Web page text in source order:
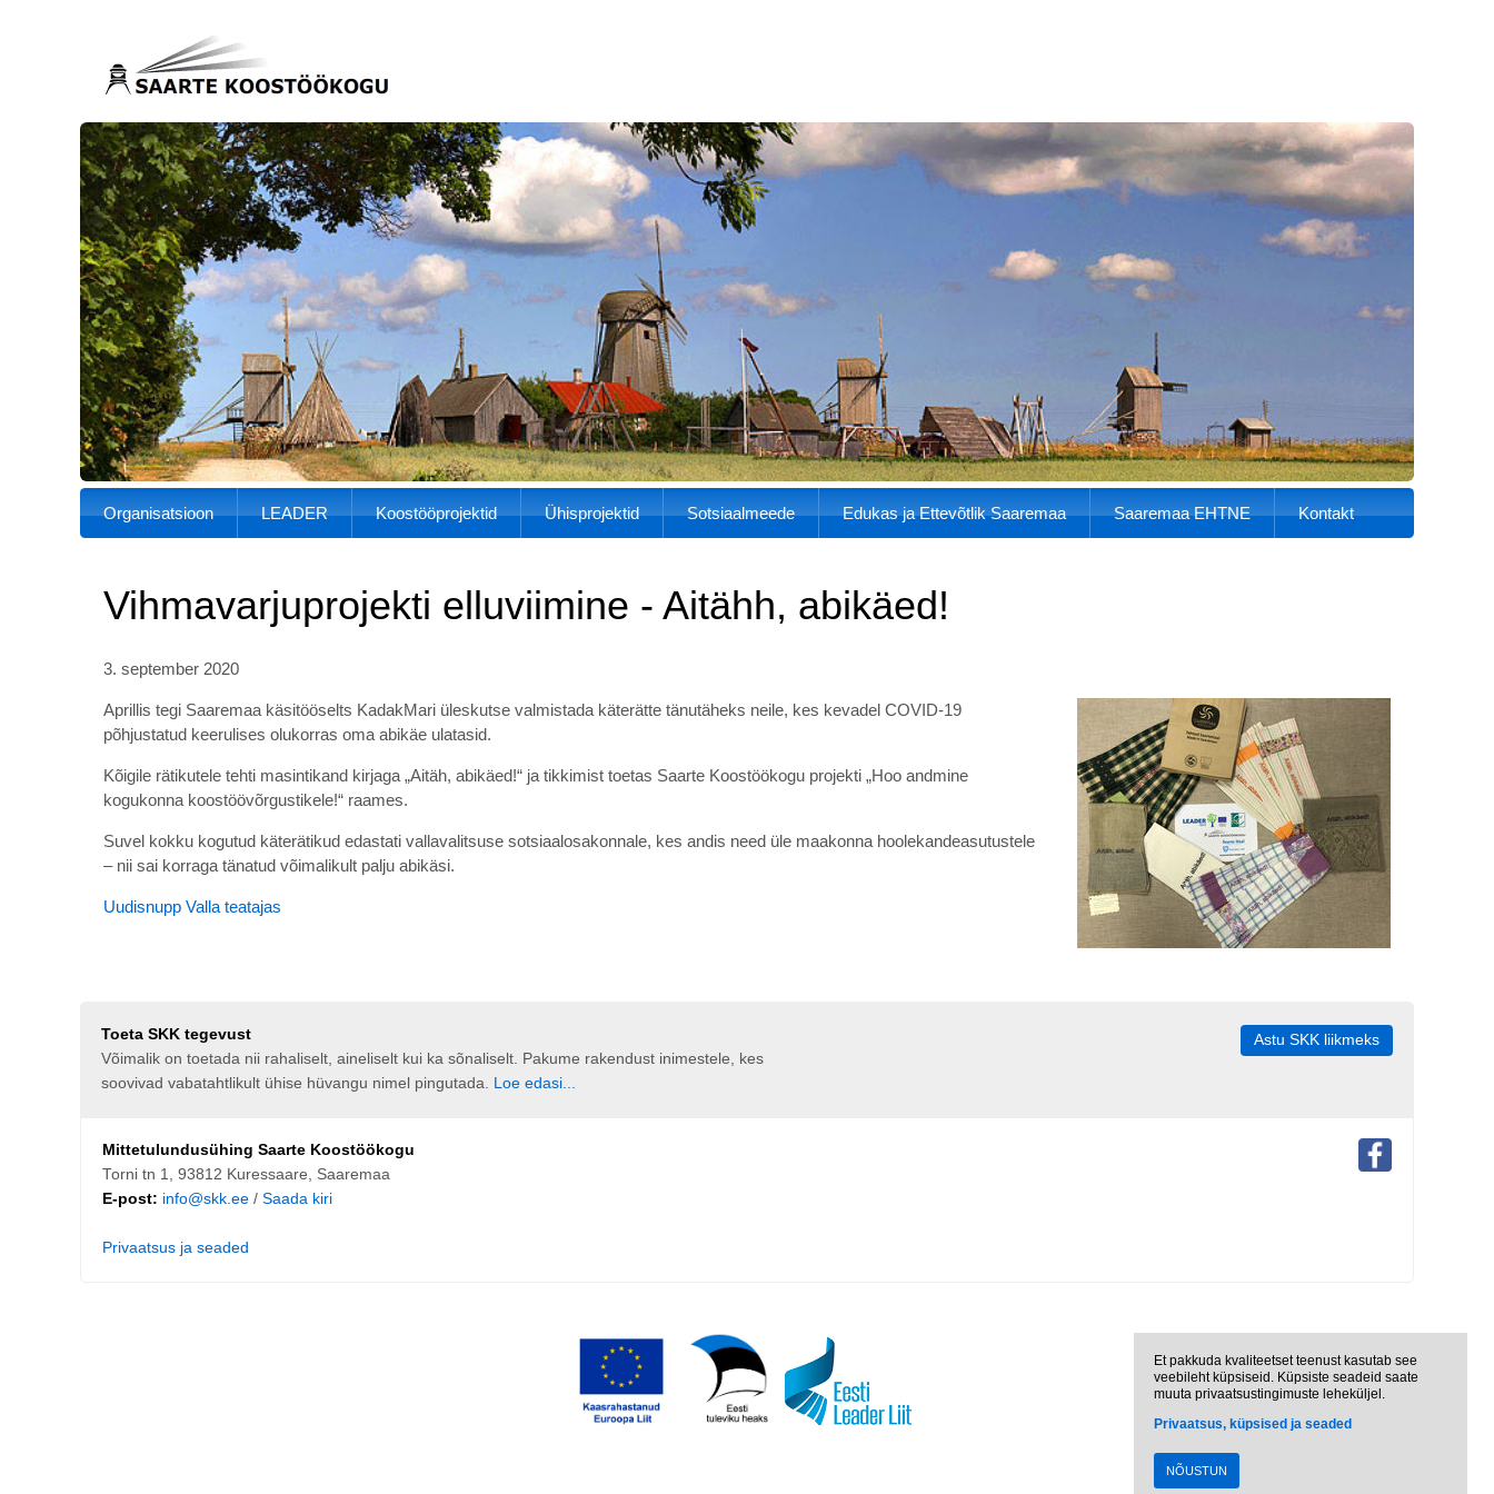
Et pakkuda kvaliteetset teenust kasutab see
veebileht küpsiseid. Küpsiste seadeid saate
muuta privaatsustingimuste leheküljel.
Privaatsus, küpsised ja seaded
NÕUSTUN
Organisatsioon LEADER Koostööprojektid Ühisprojektid Sotsiaalmeede Edukas ja Ettevõtlik Saaremaa Saaremaa EHTNE Kontakt
Vihmavarjuprojekti elluviimine - Aitähh, abikäed!
3. september 2020
Aprillis tegi Saaremaa käsitööselts KadakMari üleskutse valmistada käterätte tänutäheks neile, kes kevadel COVID-19
põhjustatud keerulises olukorras oma abikäe ulatasid.
Kõigile rätikutele tehti masintikand kirjaga „Aitäh, abikäed!“ ja tikkimist toetas Saarte Koostöökogu projekti „Hoo andmine
kogukonna koostöövõrgustikele!“ raames.
Suvel kokku kogutud käterätikud edastati vallavalitsuse sotsiaalosakonnale, kes andis need üle maakonna hoolekandeasutustele
– nii sai korraga tänatud võimalikult palju abikäsi.
Uudisnupp Valla teatajas
Toeta SKK tegevust
Võimalik on toetada nii rahaliselt, aineliselt kui ka sõnaliselt. Pakume rakendust inimestele, kes
soovivad vabatahtlikult ühise hüvangu nimel pingutada. Loe edasi...
Astu SKK liikmeks
Mittetulundusühing Saarte Koostöökogu
Torni tn 1, 93812 Kuressaare, Saaremaa
E-post: info@skk.ee/ Saada kiri
Privaatsus ja seaded